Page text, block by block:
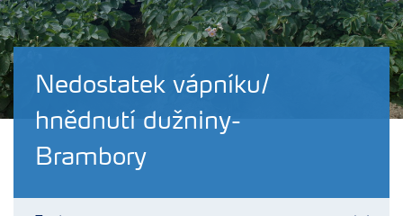
Nedostatek vápníku/
hnědnutí dužniny-
Brambory